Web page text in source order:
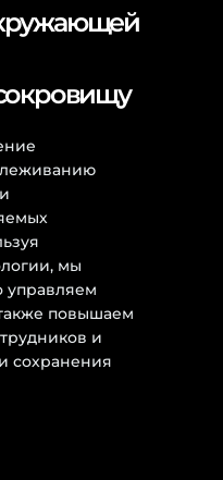
мы
управляем
повышаем
и
сохранения